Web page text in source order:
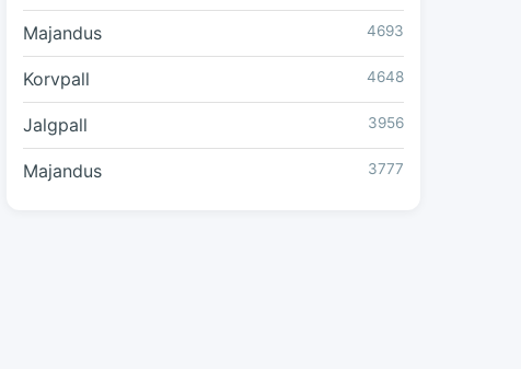
Majandus 4693
Korvpall 4648
Jalgpall 3956
Majandus 3777